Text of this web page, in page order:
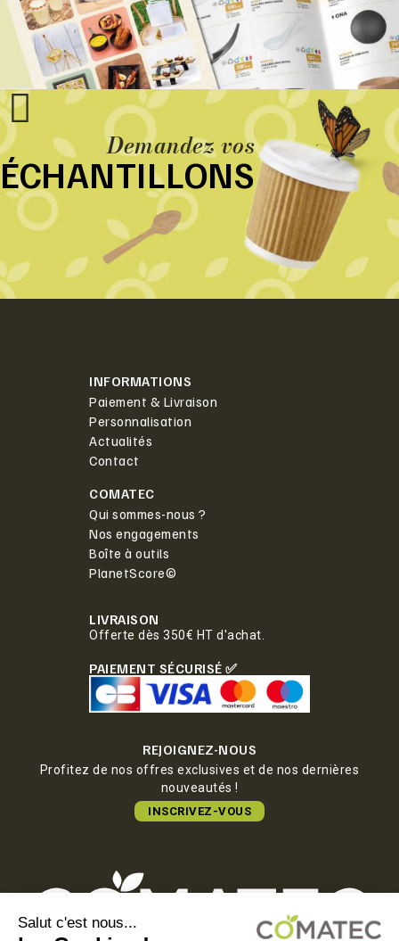
Demandez vos
ÉCHANTILLONS
INFORMATIONS
Paiement & Livraison
Personnalisation
Actualités
Contact
COMATEC
Qui sommes-nous ?
Nos engagements
Boîte à outils
PlanetScore©
LIVRAISON
Offerte dès 350€ HT d'achat.
PAIEMENT SÉCURISÉ ✅
REJOIGNEZ-NOUS
Profitez de nos offres exclusives et de nos dernières
nouveautés !
INSCRIVEZ-VOUS